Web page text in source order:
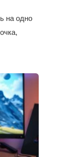
на одно